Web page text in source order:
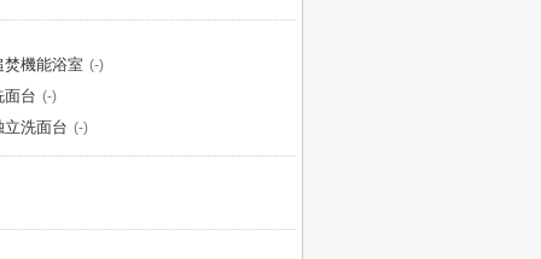
焚機能浴室 (-)
面台 (-)
立洗面台 (-)